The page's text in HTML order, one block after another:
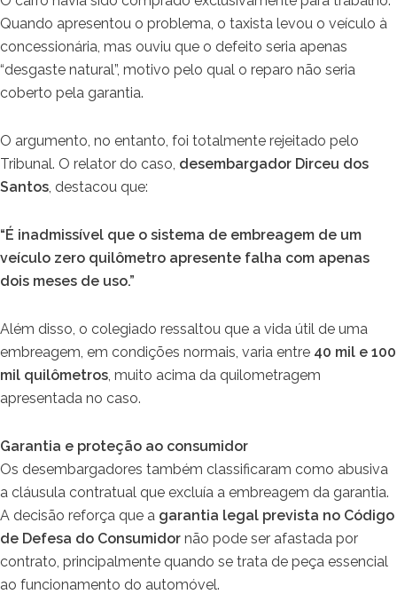
Quando apresentou o problema, o taxista levou o veículo à
concessionária, mas ouviu que o defeito seria apenas
“desgaste natural”, motivo pelo qual o reparo não seria
coberto pela garantia.
O argumento, no entanto, foi totalmente rejeitado pelo
Tribunal. O relator do caso, desembargador Dirceu dos
Santos, destacou que:
“É inadmissível que o sistema de embreagem de um
veículo zero quilômetro apresente falha com apenas
dois meses de uso.”
Além disso, o colegiado ressaltou que a vida útil de uma
embreagem, em condições normais, varia entre 40 mil e 100
mil quilômetros, muito acima da quilometragem
apresentada no caso.
Garantia e proteção ao consumidor
Os desembargadores também classificaram como abusiva
a cláusula contratual que excluía a embreagem da garantia.
A decisão reforça que a garantia legal prevista no Código
de Defesa do Consumidor não pode ser afastada por
contrato, principalmente quando se trata de peça essencial
ao funcionamento do automóvel.